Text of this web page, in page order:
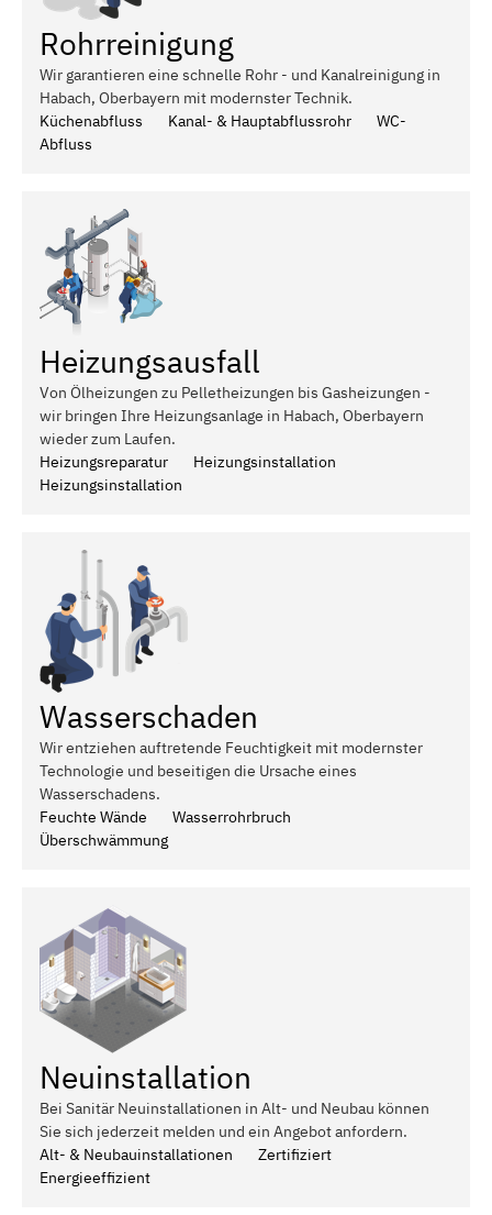
Rohrreinigung
Wir garantieren eine schnelle Rohr - und Kanalreinigung in
Habach, Oberbayern mit modernster Technik.
Küchenabfluss
Kanal- & Hauptabflussrohr
WC-
Abfluss
Heizungsausfall
Von Ölheizungen zu Pelletheizungen bis Gasheizungen -
wir bringen Ihre Heizungsanlage in Habach, Oberbayern
wieder zum Laufen.
Heizungsreparatur
Heizungsinstallation
Heizungsinstallation
Wasserschaden
Wir entziehen auftretende Feuchtigkeit mit modernster
Technologie und beseitigen die Ursache eines
Wasserschadens.
Feuchte Wände
Wasserrohrbruch
Überschwämmung
Neuinstallation
Bei Sanitär Neuinstallationen in Alt- und Neubau können
Sie sich jederzeit melden und ein Angebot anfordern.
Alt- & Neubauinstallationen
Zertifiziert
Energieeffizient